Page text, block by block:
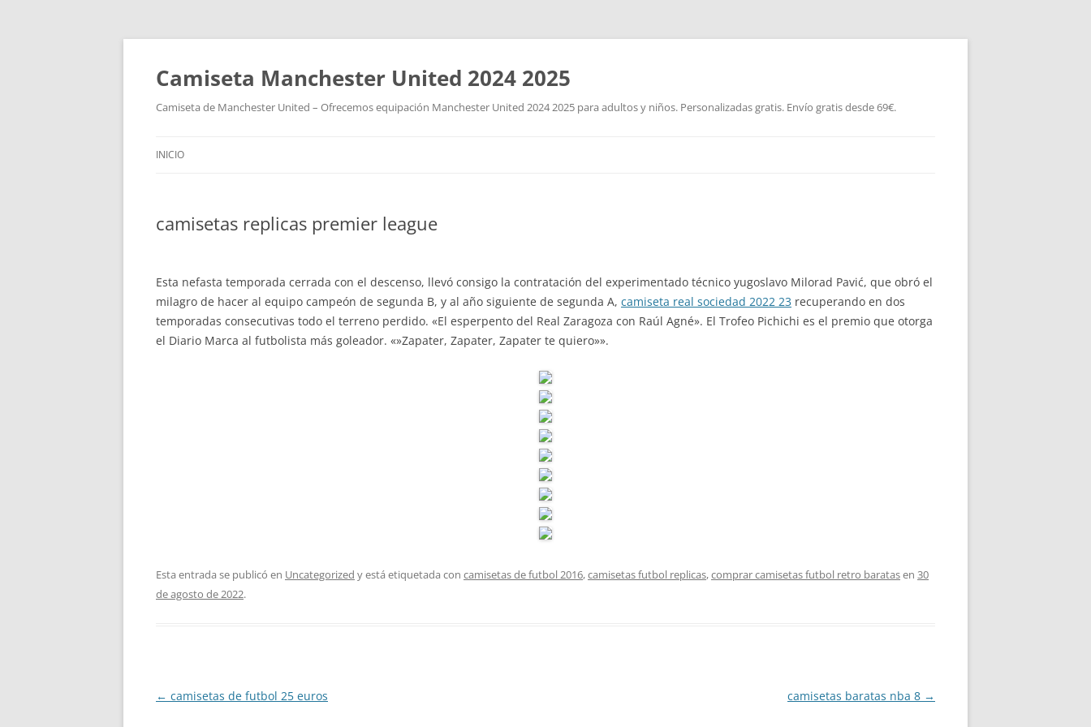
Camiseta Manchester United 2024 2025
Camiseta de Manchester United – Ofrecemos equipación Manchester United 2024 2025 para adultos y niños. Personalizadas gratis. Envío gratis desde 69€.
INICIO
camisetas replicas premier league
Esta nefasta temporada cerrada con el descenso, llevó consigo la contratación del experimentado técnico yugoslavo Milorad Pavić, que obró el
milagro de hacer al equipo campeón de segunda B, y al año siguiente de segunda A, camiseta real sociedad 2022 23 recuperando en dos
temporadas consecutivas todo el terreno perdido. «El esperpento del Real Zaragoza con Raúl Agné». El Trofeo Pichichi es el premio que otorga
el Diario Marca al futbolista más goleador. «»Zapater, Zapater, Zapater te quiero»».
Esta entrada se publicó en Uncategorized y está etiquetada con camisetas de futbol 2016,camisetas futbol replicas,comprar camisetas futbol retro baratasen 30
de agosto de 2022.
Navegación
← camisetas de futbol 25 euros camisetas baratas nba 8 →